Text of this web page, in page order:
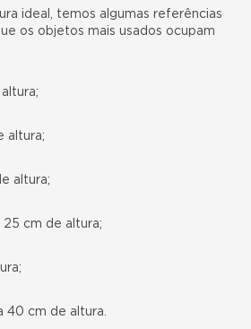
ideal, temos algumas referências
os objetos mais usados ocupam
altura;
altura;
25 cm de altura;
40 cm de altura.